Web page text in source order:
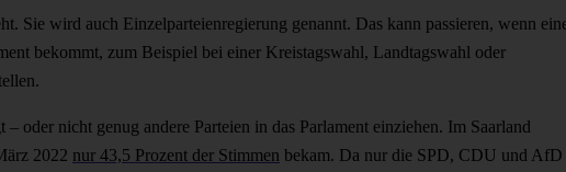
Sie wird auch Einzelparteienregierung genannt. Das kann passieren, wenn
bekommt, zum Beispiel bei einer Kreistagswahl, Landtagswahl oder
oder nicht genug andere Parteien in das Parlament einziehen. Im Saarland
2022 nur 43,5 Prozent der Stimmen bekam. Da nur die SPD, CDU und AfD